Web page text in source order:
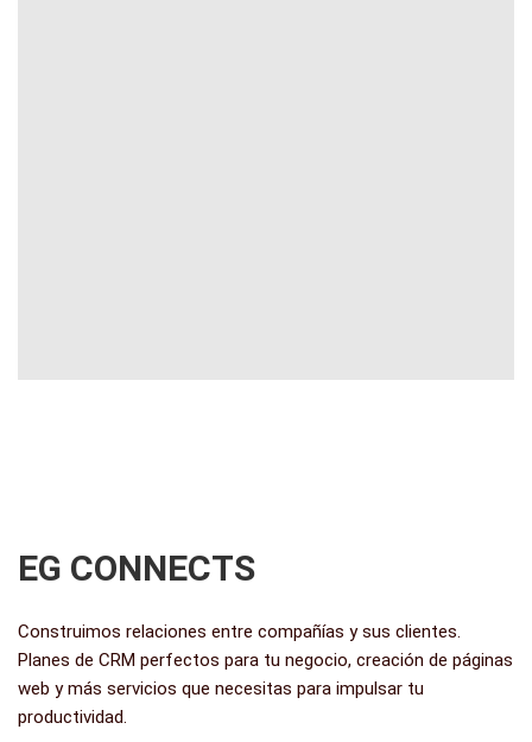
EG CONNECTS
Construimos relaciones entre compañías y sus clientes.
Planes de CRM perfectos para tu negocio, creación de páginas
web y más servicios que necesitas para impulsar tu
productividad.